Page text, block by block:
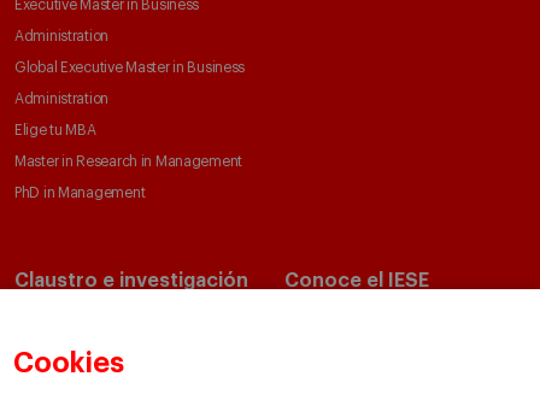
Cookies
Executive Master in Business
Administration
Global Executive Master in Business
Administration
Elige tu MBA
Master in Research in Management
PhD in Management
Claustro e investigación
Departamentos académicos
Conoce el IESE